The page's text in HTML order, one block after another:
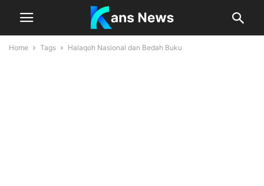
Home Tags Halaqoh Nasional dan Bedah Buku